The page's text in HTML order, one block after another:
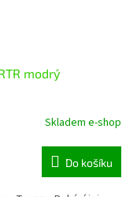
modrý
Skladem e-shop
Do košíku